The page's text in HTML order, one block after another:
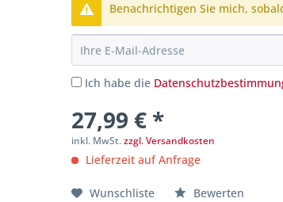
Benachrichtigen Sie mich,
Ich habe die
27,99 € *
inkl. MwSt.zzgl. Versandkosten
Lieferzeit auf Anfrage
Wunschliste Bewerten